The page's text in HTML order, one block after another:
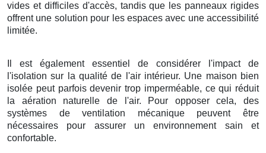
vides et difficiles d'accès, tandis que les panneaux rigides
offrent une solution pour les espaces avec une accessibilité
limitée.
Il est également essentiel de considérer l'impact de
l'isolation sur la qualité de l'air intérieur. Une maison bien
isolée peut parfois devenir trop imperméable, ce qui réduit
la aération naturelle de l'air. Pour opposer cela, des
systèmes de ventilation mécanique peuvent être
nécessaires pour assurer un environnement sain et
confortable.